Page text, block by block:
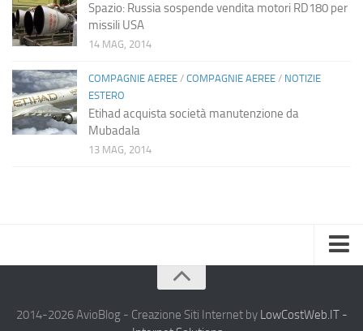
Spazio: Russia sospende vendita motori RD180 per
missili USA
14 MAG, 2014
COMPAGNIE AEREE / COMPAGNIE AEREE / NOTIZIE
ESTERO
Etihad acquista società manutenzione da
Mubadala
13 MAG, 2014
Chi Siamo
2014-2026 AvioBlog - Creazione Siti Internet by LowCostWeb.IT -